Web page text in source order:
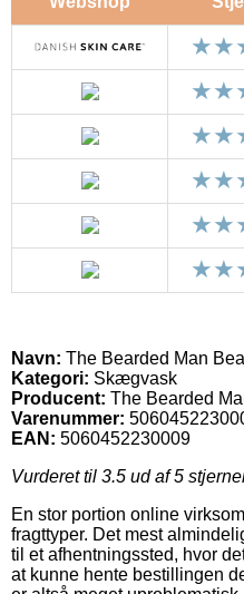
Navn: The Bearded Man
Kategori: Skægvask
Producent: The Bearded
Varenummer:
EAN: 5060452230009
Vurderet til 3.5 ud af 5
En stor portion online
fragttyper. Det mest
til et afhentningssted, hvor
at kunne hente bestillingen